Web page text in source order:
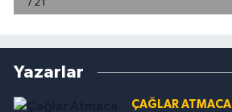
Yazarlar
ÇAĞLAR ATMACA